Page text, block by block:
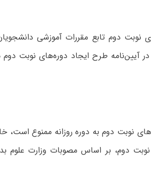
نوبت دوم تابع مقررات آموزشی
آیین‌نامه طرح ایجاد دوره‌های نوبت
نوبت دوم به دوره روزانه ممنوع است،
دوم، بر اساس مصوبات وزارت علوم